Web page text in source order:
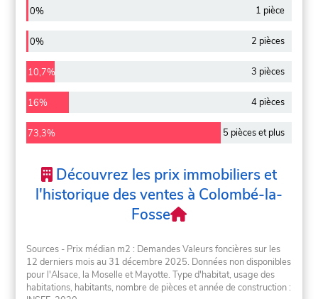
0% 1 pièce
0% 2 pièces
10,7% 3 pièces
16% 4 pièces
73,3% 5 pièces et plus
Découvrez les prix immobiliers et
l'historique des ventes à Colombé-la-
Fosse
Sources - Prix médian m2 : Demandes Valeurs foncières sur les
12 derniers mois au 31 décembre 2025. Données non disponibles
pour l'Alsace, la Moselle et Mayotte. Type d'habitat, usage des
habitations, habitants, nombre de pièces et année de construction :